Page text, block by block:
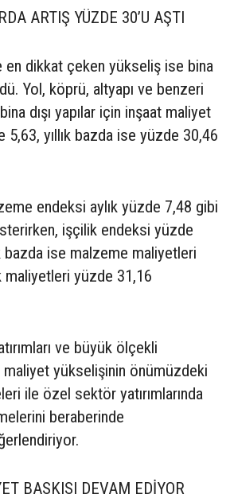
ARTIŞ YÜZDE 30’U AŞTI
en dikkat çeken yükseliş ise bina
Yol, köprü, altyapı ve benzeri
dışı yapılar için inşaat maliyet
5,63, yıllık bazda ise yüzde 30,46
endeksi aylık yüzde 7,48 gibi
işçilik endeksi yüzde
bazda ise malzeme maliyetleri
yüzde 31,16
ve büyük ölçekli
maliyet yükselişinin önümüzdeki
ile özel sektör yatırımlarında
beraberinde
BASKISI DEVAM EDİYOR